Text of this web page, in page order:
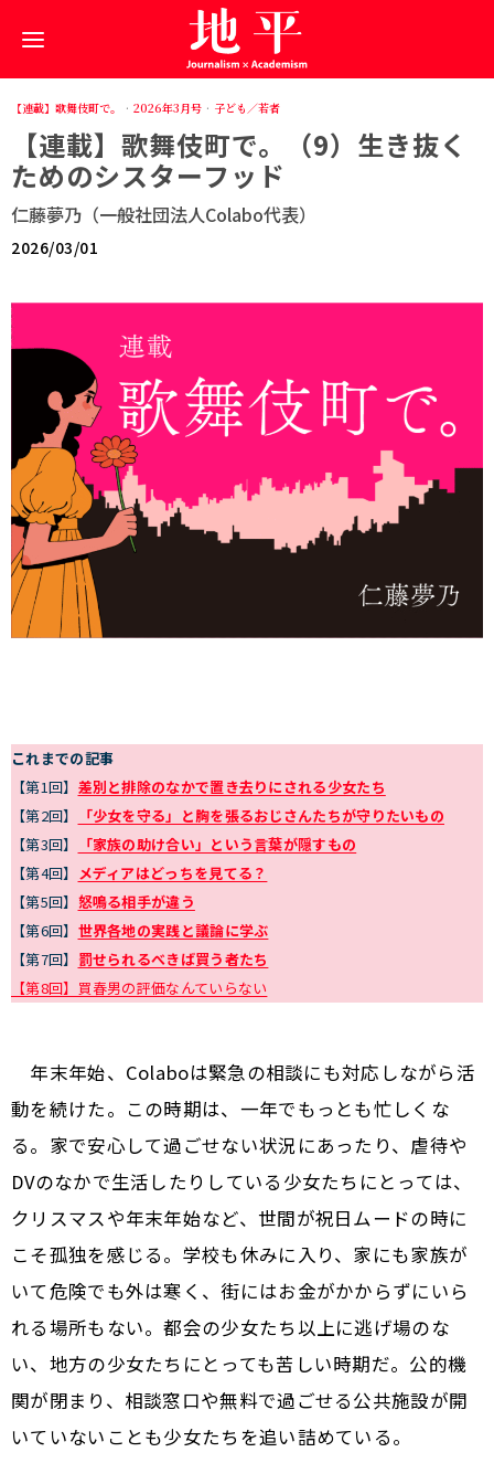
【連載】歌舞伎町で。 · 2026年3月号 · 子ども／若者
【連載】歌舞伎町で。（9）生き抜く
ためのシスターフッド
仁藤夢乃（一般社団法人Colabo代表）
2026/03/01
これまでの記事
【第1回】 差別と排除のなかで置き去りにされる少女たち
【第2回】
「少女を守る」と胸を張るおじさんたちが守りたいもの
【第3回】
「家族の助け合い」という言葉が隠すもの
【第4回】 メディアはどっちを見てる？
【第5回】 怒鳴る相手が違う
【第6回】 世界各地の実践と議論に学ぶ
【第7回】 罰せられるべきば買う者たち
【第8回】買春男の評価なんていらない
年末年始、Colaboは緊急の相談にも対応しながら活
動を続けた。この時期は、一年でもっとも忙しくな
る。家で安心して過ごせない状況にあったり、虐待や
DVのなかで生活したりしている少女たちにとっては、
クリスマスや年末年始など、世間が祝日ムードの時に
こそ孤独を感じる。学校も休みに入り、家にも家族が
いて危険でも外は寒く、街にはお金がかからずにいら
れる場所もない。都会の少女たち以上に逃げ場のな
い、地方の少女たちにとっても苦しい時期だ。公的機
関が閉まり、相談窓口や無料で過ごせる公共施設が開
いていないことも少女たちを追い詰めている。